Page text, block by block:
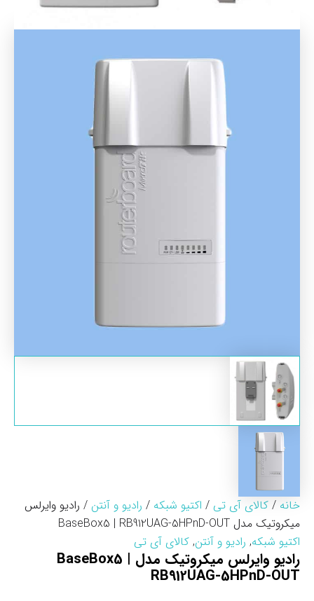
خانه / کالای آی تی / اکتیو شبکه / رادیو و آنتن / رادیو وایرلس
میکروتیک مدل BaseBox5 | RB912UAG-5HPnD-OUT
اکتیو شبکه, رادیو و آنتن, کالای آی تی
رادیو وایرلس میکروتیک مدل BaseBox5 |
RB912UAG-5HPnD-OUT